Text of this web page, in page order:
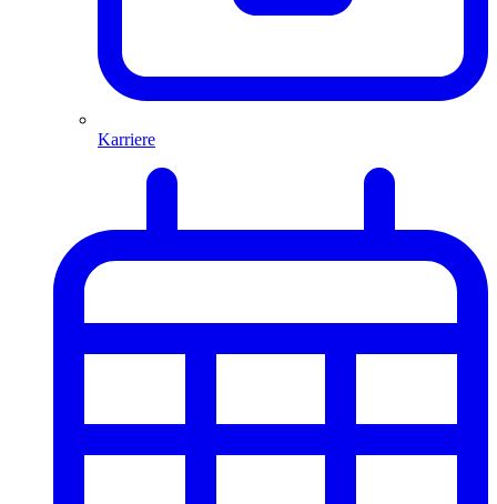
Karriere